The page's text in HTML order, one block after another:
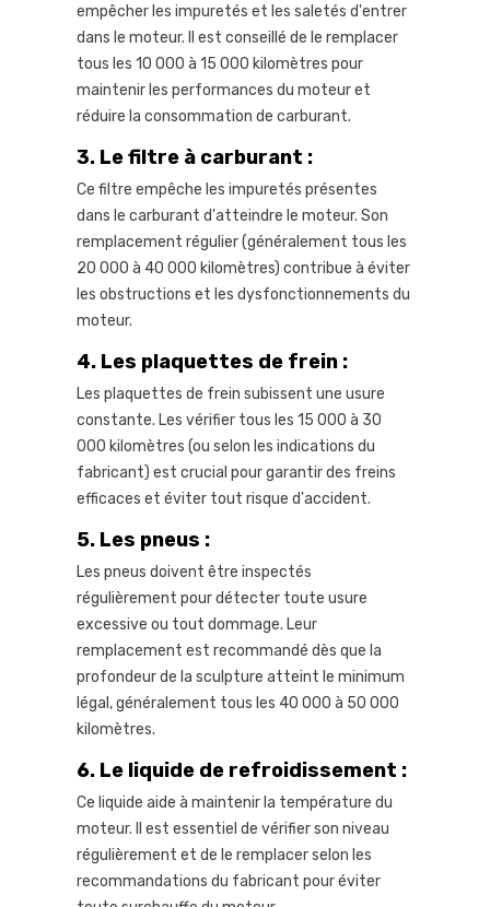
empêcher les impuretés et les saletés d'entrer
dans le moteur. Il est conseillé de le remplacer
tous les 10 000 à 15 000 kilomètres pour
maintenir les performances du moteur et
réduire la consommation de carburant.
3. Le filtre à carburant :
Ce filtre empêche les impuretés présentes
dans le carburant d'atteindre le moteur. Son
remplacement régulier (généralement tous les
20 000 à 40 000 kilomètres) contribue à éviter
les obstructions et les dysfonctionnements du
moteur.
4. Les plaquettes de frein :
Les plaquettes de frein subissent une usure
constante. Les vérifier tous les 15 000 à 30
000 kilomètres (ou selon les indications du
fabricant) est crucial pour garantir des freins
efficaces et éviter tout risque d'accident.
5. Les pneus :
Les pneus doivent être inspectés
régulièrement pour détecter toute usure
excessive ou tout dommage. Leur
remplacement est recommandé dès que la
profondeur de la sculpture atteint le minimum
légal, généralement tous les 40 000 à 50 000
kilomètres.
6. Le liquide de refroidissement :
Ce liquide aide à maintenir la température du
moteur. Il est essentiel de vérifier son niveau
régulièrement et de le remplacer selon les
recommandations du fabricant pour éviter